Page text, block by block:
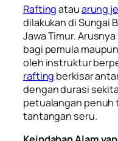
Raftingatauarung
dilakukan di Sungai
Jawa Timur.
bagi pemula
oleh instruktur
rafting berkisar
dengan durasi
petualangan penuh
tantangan seru.